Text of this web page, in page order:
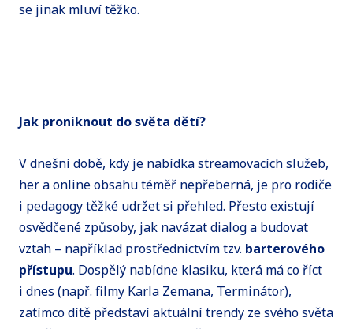
se jinak mluví těžko.
Jak proniknout do světa dětí?
V dnešní době, kdy je nabídka streamovacích služeb,
her a online obsahu téměř nepřeberná, je pro rodiče
i pedagogy těžké udržet si přehled. Přesto existují
osvědčené způsoby, jak navázat dialog a budovat
vztah – například prostřednictvím tzv. barterového
přístupu. Dospělý nabídne klasiku, která má co říct
i dnes (např. filmy Karla Zemana, Terminátor),
zatímco dítě představí aktuální trendy ze svého světa